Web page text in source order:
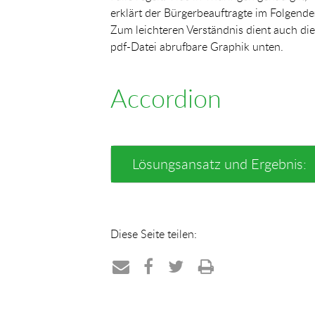
erklärt der Bürgerbeauftragte im
Zum leichteren Verständnis dient auch
pdf-Datei abrufbare Graphik unten.
Accordion
Lösungsansatz und Ergebnis:
Diese Seite teilen: